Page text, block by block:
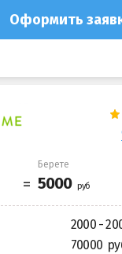
Оформить
Берете
2000 -
70000